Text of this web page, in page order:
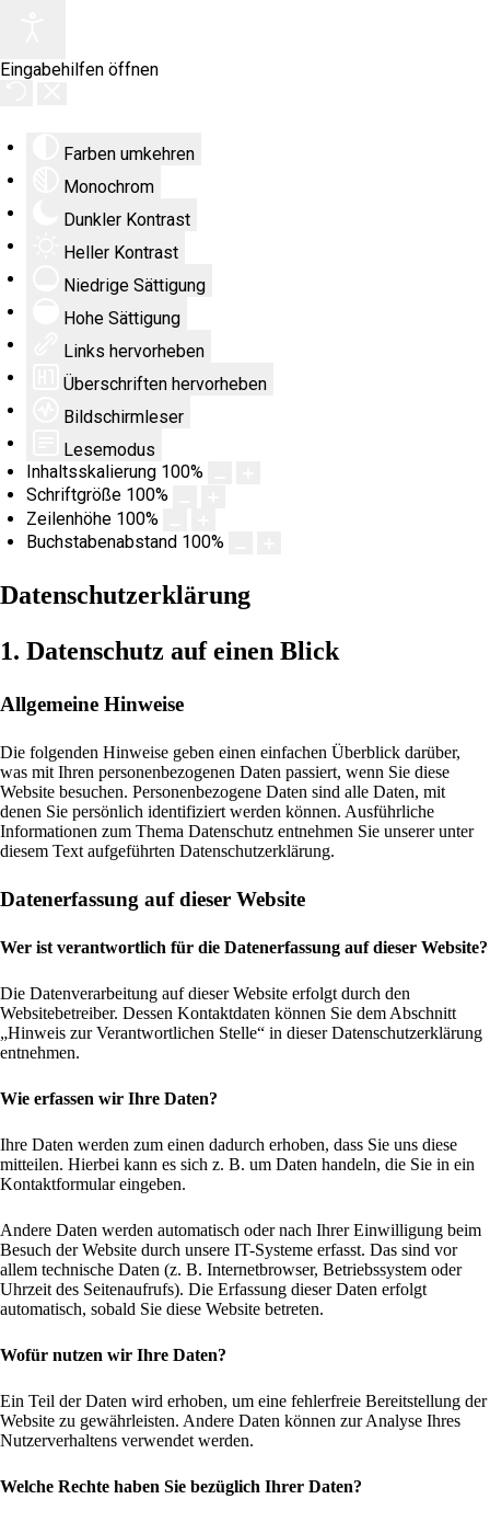
Eingabehilfen öffnen
Farben umkehren
Monochrom
Dunkler Kontrast
Heller Kontrast
Niedrige Sättigung
Hohe Sättigung
Links hervorheben
Überschriften hervorheben
Bildschirmleser
Lesemodus
Inhaltsskalierung 100%
Schriftgröße 100%
Zeilenhöhe 100%
Buchstabenabstand 100%
Datenschutzerklärung
1. Datenschutz auf einen Blick
Allgemeine Hinweise
Die folgenden Hinweise geben einen einfachen Überblick darüber,
was mit Ihren personenbezogenen Daten passiert, wenn Sie diese
Website besuchen. Personenbezogene Daten sind alle Daten, mit
denen Sie persönlich identifiziert werden können. Ausführliche
Informationen zum Thema Datenschutz entnehmen Sie unserer unter
diesem Text aufgeführten Datenschutzerklärung.
Datenerfassung auf dieser Website
Wer ist verantwortlich für die Datenerfassung auf dieser Website?
Die Datenverarbeitung auf dieser Website erfolgt durch den
Websitebetreiber. Dessen Kontaktdaten können Sie dem Abschnitt
„Hinweis zur Verantwortlichen Stelle“ in dieser Datenschutzerklärung
entnehmen.
Wie erfassen wir Ihre Daten?
Ihre Daten werden zum einen dadurch erhoben, dass Sie uns diese
mitteilen. Hierbei kann es sich z. B. um Daten handeln, die Sie in ein
Kontaktformular eingeben.
Andere Daten werden automatisch oder nach Ihrer Einwilligung beim
Besuch der Website durch unsere IT-Systeme erfasst. Das sind vor
allem technische Daten (z. B. Internetbrowser, Betriebssystem oder
Uhrzeit des Seitenaufrufs). Die Erfassung dieser Daten erfolgt
automatisch, sobald Sie diese Website betreten.
Wofür nutzen wir Ihre Daten?
Ein Teil der Daten wird erhoben, um eine fehlerfreie Bereitstellung der
Website zu gewährleisten. Andere Daten können zur Analyse Ihres
Nutzerverhaltens verwendet werden.
Welche Rechte haben Sie bezüglich Ihrer Daten?